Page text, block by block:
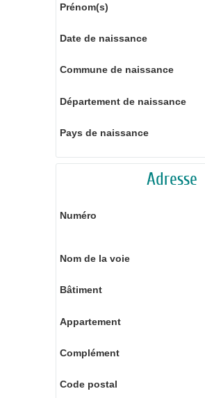
Prénom(s)
Date de naissance
Commune de naissance
Département de naissance
Pays de naissance
Adresse
Numéro
Nom de la voie
Bâtiment
Appartement
Complément
Code postal